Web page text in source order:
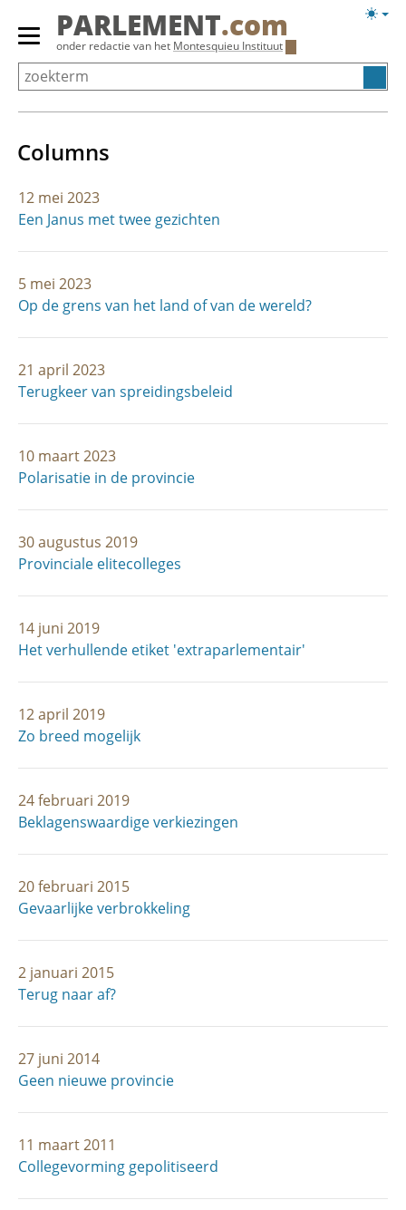
Overslaan
Primair
menu
tonen/verbergen
PARLEMENT.com
onder redactie van het Montesquieu Instituut
Columns
12 mei 2023
Een Janus met twee gezichten
5 mei 2023
Op de grens van het land of van de wereld?
21 april 2023
Terugkeer van spreidingsbeleid
10 maart 2023
Polarisatie in de provincie
30 augustus 2019
Provinciale elitecolleges
14 juni 2019
Het verhullende etiket 'extraparlementair'
12 april 2019
Zo breed mogelijk
24 februari 2019
Beklagenswaardige verkiezingen
20 februari 2015
Gevaarlijke verbrokkeling
2 januari 2015
Terug naar af?
27 juni 2014
Geen nieuwe provincie
11 maart 2011
Collegevorming gepolitiseerd